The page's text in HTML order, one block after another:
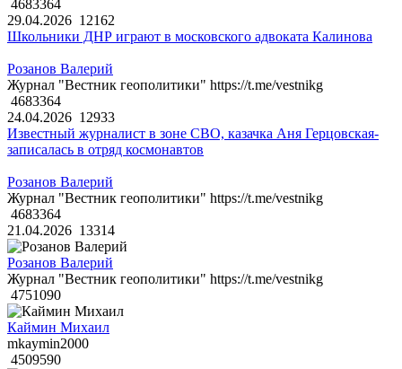
4683364
29.04.2026 12162
Школьники ДНР играют в московского адвоката Калинова
Розанов Валерий
Журнал "Вестник геополитики" https://t.me/vestnikg
4683364
24.04.2026 12933
Известный журналист в зоне СВО, казачка Аня Герцовская-
записалась в отряд космонавтов
Розанов Валерий
Журнал "Вестник геополитики" https://t.me/vestnikg
4683364
21.04.2026 13314
Розанов Валерий
Журнал "Вестник геополитики" https://t.me/vestnikg
4751090
Каймин Михаил
mkaymin2000
4509590